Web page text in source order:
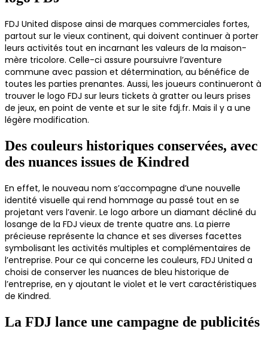
FDJ United dispose ainsi de marques commerciales fortes,
partout sur le vieux continent, qui doivent continuer à porter
leurs activités tout en incarnant les valeurs de la maison-
mère tricolore. Celle-ci assure poursuivre l’aventure
commune avec passion et détermination, au bénéfice de
toutes les parties prenantes. Aussi, les joueurs continueront à
trouver le logo FDJ sur leurs tickets à gratter ou leurs prises
de jeux, en point de vente et sur le site fdj.fr. Mais il y a une
légère modification.
Des couleurs historiques conservées, avec
des nuances issues de Kindred
En effet, le nouveau nom s’accompagne d’une nouvelle
identité visuelle qui rend hommage au passé tout en se
projetant vers l’avenir. Le logo arbore un diamant décliné du
losange de la FDJ vieux de trente quatre ans. La pierre
précieuse représente la chance et ses diverses facettes
symbolisant les activités multiples et complémentaires de
l’entreprise. Pour ce qui concerne les couleurs, FDJ United a
choisi de conserver les nuances de bleu historique de
l’entreprise, en y ajoutant le violet et le vert caractéristiques
de Kindred.
La FDJ lance une campagne de publicités